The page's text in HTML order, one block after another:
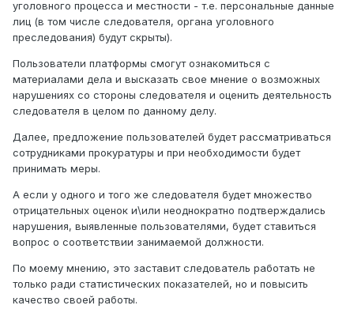
уголовного процесса и местности - т.е. персональные данные
лиц (в том числе следователя, органа уголовного
преследования) будут скрыты).
Пользователи платформы смогут ознакомиться с
материалами дела и высказать свое мнение о возможных
нарушениях со стороны следователя и оценить деятельность
следователя в целом по данному делу.
Далее, предложение пользователей будет рассматриваться
сотрудниками прокуратуры и при необходимости будет
принимать меры.
А если у одного и того же следователя будет множество
отрицательных оценок и\или неоднократно подтверждались
нарушения, выявленные пользователями, будет ставиться
вопрос о соответствии занимаемой должности.
По моему мнению, это заставит следователь работать не
только ради статистических показателей, но и повысить
качество своей работы.